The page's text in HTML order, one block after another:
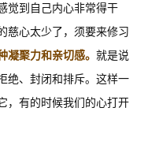
觉到自己内心非常得干
慈心太少了，须要来修习
凝聚力和亲切感。 就是说
绝、封闭和排斥。这样一
，有的时候我们的心打开